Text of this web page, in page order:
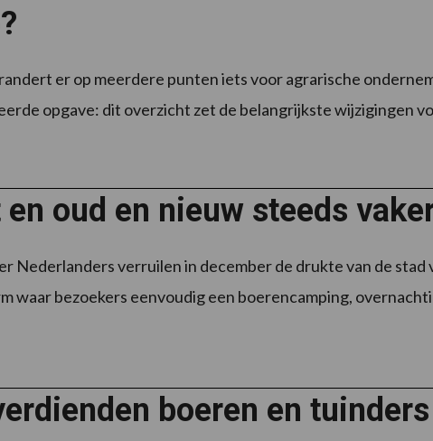
er op meerdere punten iets voor agrarische
opgave: dit overzicht zet de belangrijkste wijzigingen
en oud en nieuw steeds
Nederlanders verruilen in december de drukte van de
waar bezoekers eenvoudig een boerencamping,
boeren en